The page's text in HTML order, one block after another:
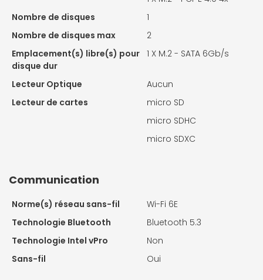
Nombre de disques
1
Nombre de disques max
2
Emplacement(s) libre(s) pour
disque dur
1 X M.2 - SATA 6Gb/s
Lecteur Optique
Aucun
Lecteur de cartes
micro SD
micro SDHC
micro SDXC
Communication
Norme(s) réseau sans-fil
Wi-Fi 6E
Technologie Bluetooth
Bluetooth 5.3
Technologie Intel vPro
Non
Sans-fil
Oui